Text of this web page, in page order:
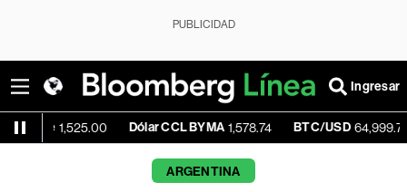
PUBLICIDAD
Ingresar
Dólar CCL BYMA 1,578.74 BTC/USD 64,999.79
ARGENTINA